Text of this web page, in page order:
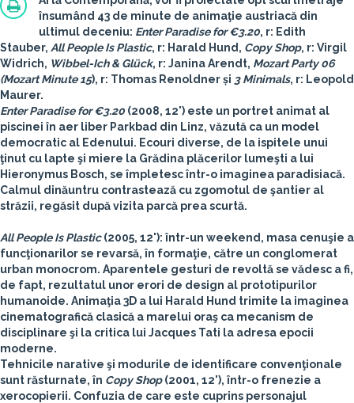
însumând 43 de minute de animaţie austriacă din
ultimul deceniu: Enter Paradise for €3.20, r: Edith
Stauber, All People Is Plastic, r: Harald Hund, Copy Shop, r: Virgil
Widrich, Wibbel-Ich & Glück, r: Janina Arendt, Mozart Party 06
(Mozart Minute 15), r: Thomas Renoldner și 3 Minimals, r: Leopold
Maurer.
Enter Paradise for €3.20 (2008, 12') este un portret animat al
piscinei în aer liber Parkbad din Linz, văzută ca un model
democratic al Edenului. Ecouri diverse, de la ispitele unui
ţinut cu lapte şi miere la Grădina plăcerilor lumeşti a lui
Hieronymus Bosch, se împletesc într-o imaginea paradisiacă.
Calmul dinăuntru contrastează cu zgomotul de şantier al
străzii, regăsit după vizita parcă prea scurtă.
All People Is Plastic(2005, 12'): într-un weekend, masa cenuşie a
funcţionarilor se revarsă, în formaţie, către un conglomerat
urban monocrom. Aparentele gesturi de revoltă se vădesc a fi,
de fapt, rezultatul unor erori de design al prototipurilor
humanoide. Animaţia 3D a lui Harald Hund trimite la imaginea
cinematografică clasică a marelui oraş ca mecanism de
disciplinare şi la critica lui Jacques Tati la adresa epocii
moderne.
Tehnicile narative şi modurile de identificare convenţionale
sunt răsturnate, în Copy Shop(2001, 12'), într-o frenezie a
xerocopierii. Confuzia de care este cuprins personajul